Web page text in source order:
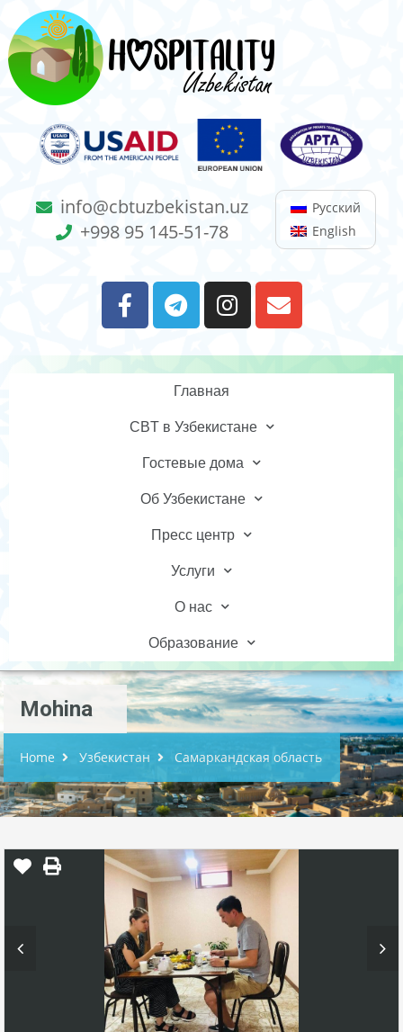
info@cbtuzbekistan.uz
+998 95 145-51-78
Русский
English
Главная
CBT в Узбекистане
Гостевые дома
Об Узбекистане
Пресс центр
Услуги
О нас
Образование
Mohina
Home Узбекистан Самаркандская область